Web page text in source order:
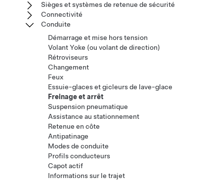
Sièges et systèmes de retenue de sécurité
Connectivité
Conduite
Démarrage et mise hors tension
Volant Yoke (ou volant de direction)
Rétroviseurs
Changement
Feux
Essuie-glaces et gicleurs de lave-glace
Freinage et arrêt
Suspension pneumatique
Assistance au stationnement
Retenue en côte
Antipatinage
Modes de conduite
Profils conducteurs
Capot actif
Informations sur le trajet